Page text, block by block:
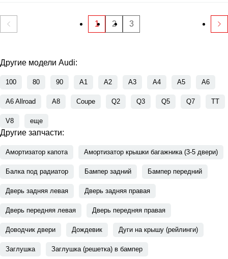
1 2 3
Другие модели Audi:
100 80 90 A1 A2 A3 A4 A5 A6
A6 Allroad A8 Coupe Q2 Q3 Q5 Q7 TT
V8 еще
Другие запчасти:
Амортизатор капота Амортизатор крышки багажника (3-5 двери)
Балка под радиатор Бампер задний Бампер передний
Дверь задняя левая Дверь задняя правая
Дверь передняя левая Дверь передняя правая
Доводчик двери Дождевик Дуги на крышу (рейлинги)
Заглушка Заглушка (решетка) в бампер